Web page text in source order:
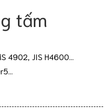
tấm
4902, JIS H4600…